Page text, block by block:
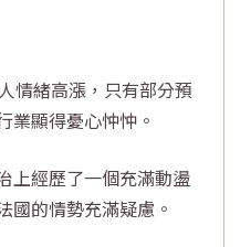
情緒高漲，只有部分預
業顯得憂心忡忡。
上經歷了一個充滿動盪
國的情勢充滿疑慮。